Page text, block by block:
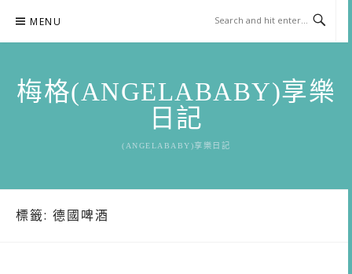
content
MENU
梅格(ANGELABABY)享樂
日記
(ANGELABABY)享樂日記
標籤: 德國啤酒